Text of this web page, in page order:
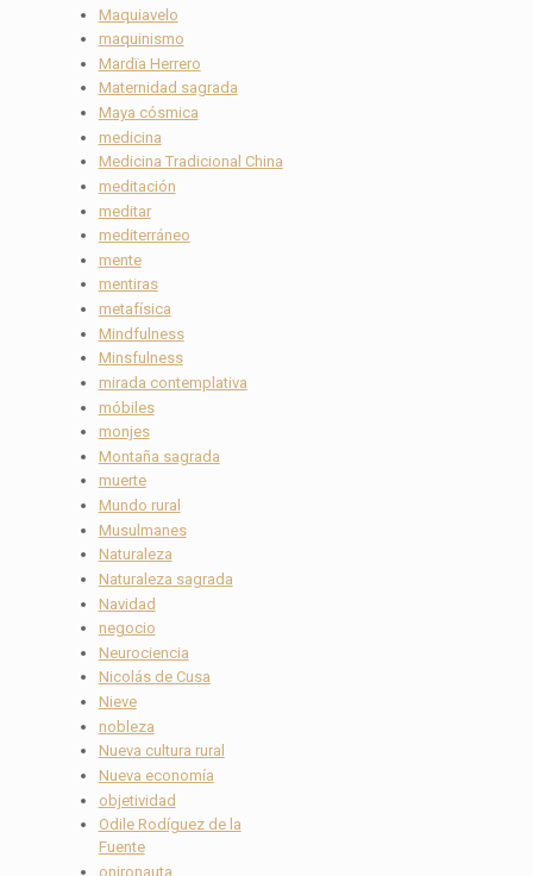
Maquiavelo
maquinismo
Mardïa Herrero
Maternidad sagrada
Maya cósmica
medicina
Medicina Tradicional China
meditación
meditar
mediterráneo
mente
mentiras
metafísica
Mindfulness
Minsfulness
mirada contemplativa
móbiles
monjes
Montaña sagrada
muerte
Mundo rural
Musulmanes
Naturaleza
Naturaleza sagrada
Navidad
negocio
Neurociencia
Nicolás de Cusa
Nieve
nobleza
Nueva cultura rural
Nueva economía
objetividad
Odile Rodíguez de la
Fuente
onironauta